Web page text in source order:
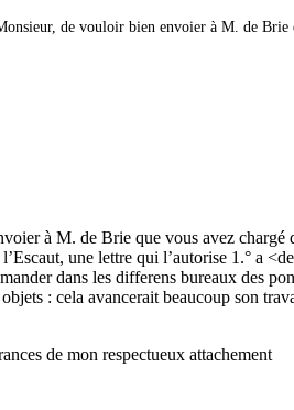
de vouloir bien envoier à M. de Brie
à M. de Brie que vous avez chargé
une lettre qui l’autorise 1.° a
dans les differens bureaux des
: cela avancerait beaucoup son
de mon respectueux attachement